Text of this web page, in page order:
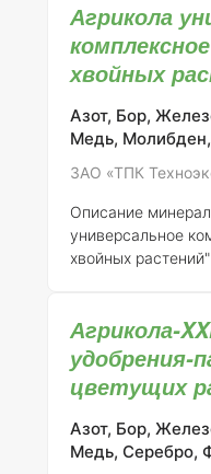
разработанное
питания и роста
удобрение
макро- и
полноценного
домашнего и
"ТПК Техноэкспорт"
10-3205-1 (взамен
Агрикола
хвойных
Азот, Бор,
Медь,
ЗАО «ТПК
Описание
универсальное
хвойных растений"
свидетельства о
регистрации от
описание:
комплексное
растений"
специально
Агрикола-
удобрения-
цветущих
Азот, Бор,
Медь, Серебро,